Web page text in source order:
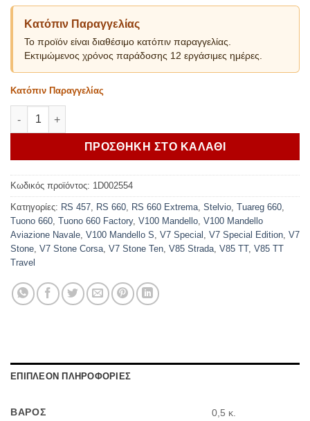
Κατόπιν Παραγγελίας
Το προϊόν είναι διαθέσιμο κατόπιν παραγγελίας.
Εκτιμώμενος χρόνος παράδοσης 12 εργάσιμες ημέρες.
Κατόπιν Παραγγελίας
PIAGGIO GROUP ΗΛΕΚΤΡΟΝΙΚΟ ΑΝΤΙΚΛΕΠΤΙΚΟ ποσότητα
ΠΡΟΣΘΗΚΗ ΣΤΟ ΚΑΛΑΘΙ
Κωδικός προϊόντος: 1D002554
Κατηγορίες: RS 457, RS 660, RS 660 Extrema, Stelvio, Tuareg 660,
Tuono 660, Tuono 660 Factory, V100 Mandello, V100 Mandello
Aviazione Navale, V100 Mandello S, V7 Special , V7 Special Edition, V7
Stone, V7 Stone Corsa, V7 Stone Ten, V85 Strada, V85 TT, V85 TT
Travel
ΕΠΙΠΛΕΟΝ ΠΛΗΡΟΦΟΡΙΕΣ
ΒΑΡΟΣ 0,5 κ.